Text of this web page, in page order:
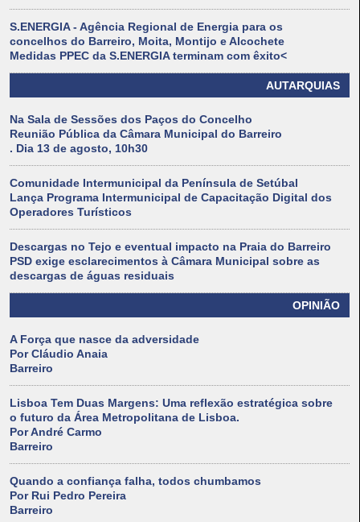
S.ENERGIA - Agência Regional de Energia para os
concelhos do Barreiro, Moita, Montijo e Alcochete
Medidas PPEC da S.ENERGIA terminam com êxito<
AUTARQUIAS
Na Sala de Sessões dos Paços do Concelho
Reunião Pública da Câmara Municipal do Barreiro
. Dia 13 de agosto, 10h30
Comunidade Intermunicipal da Península de Setúbal
Lança Programa Intermunicipal de Capacitação Digital dos
Operadores Turísticos
Descargas no Tejo e eventual impacto na Praia do Barreiro
PSD exige esclarecimentos à Câmara Municipal sobre as
descargas de águas residuais
OPINIÃO
A Força que nasce da adversidade
Por Cláudio Anaia
Barreiro
Lisboa Tem Duas Margens: Uma reflexão estratégica sobre
o futuro da Área Metropolitana de Lisboa.
Por André Carmo
Barreiro
Quando a confiança falha, todos chumbamos
Por Rui Pedro Pereira
Barreiro